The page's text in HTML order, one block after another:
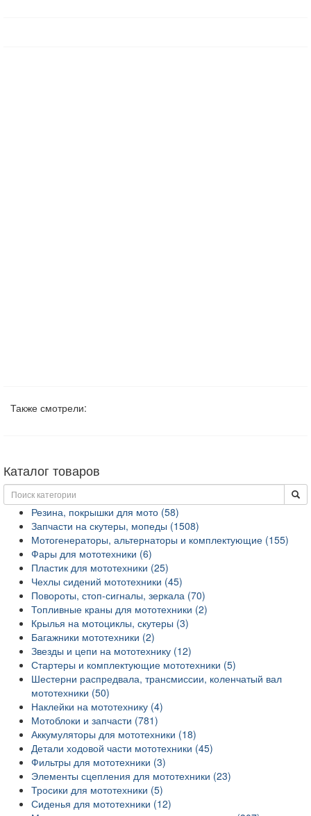
Также смотрели:
Каталог товаров
Резина, покрышки для мото (58)
Запчасти на скутеры, мопеды (1508)
Мотогенераторы, альтернаторы и комплектующие (155)
Фары для мототехники (6)
Пластик для мототехники (25)
Чехлы сидений мототехники (45)
Повороты, стоп-сигналы, зеркала (70)
Топливные краны для мототехники (2)
Крылья на мотоциклы, скутеры (3)
Багажники мототехники (2)
Звезды и цепи на мототехнику (12)
Стартеры и комплектующие мототехники (5)
Шестерни распредвала, трансмиссии, коленчатый вал
мототехники (50)
Наклейки на мототехнику (4)
Мотоблоки и запчасти (781)
Аккумуляторы для мототехники (18)
Детали ходовой части мототехники (45)
Фильтры для мототехники (3)
Элементы сцепления для мототехники (23)
Тросики для мототехники (5)
Сиденья для мототехники (12)